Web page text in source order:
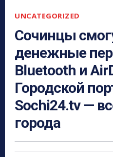
UNCATEGORIZED
Сочинцы
денежные
Bluetooth и
Городской
Sochi24.tv —
города